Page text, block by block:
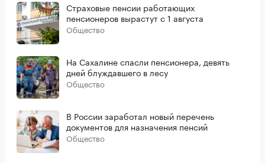
Страховые пенсии работающих
пенсионеров вырастут с 1 августа
Общество
На Сахалине спасли пенсионера, девять
дней блуждавшего в лесу
Общество
В России заработал новый перечень
документов для назначения пенсий
Общество